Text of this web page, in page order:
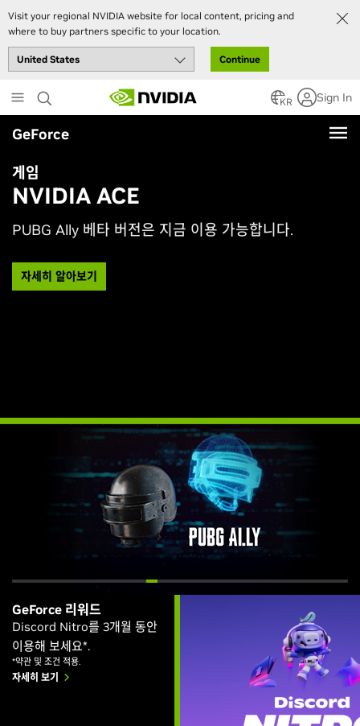
Visit your regional NVIDIA website for local content, pricing and
where to buy partners specific to your location.
Continue
to
main
content
KR Sign In
GeForce
게임
NVIDIA ACE
PUBG Ally 베타 버전은 지금 이용 가능합니다.
자세히 알아보기
GeForce 리워드
Discord Nitro를 3개월 동안
이용해 보세요*.
*약관 및 조건 적용.
자세히 보기